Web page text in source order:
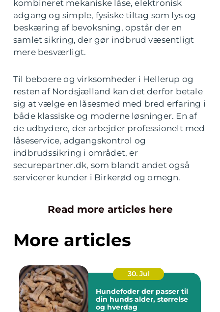
kombineret mekaniske låse, elektronisk
adgang og simple, fysiske tiltag som lys og
beskæring af bevoksning, opstår der en
samlet sikring, der gør indbrud væsentligt
mere besværligt.
Til beboere og virksomheder i Hellerup og
resten af Nordsjælland kan det derfor betale
sig at vælge en låsesmed med bred erfaring i
både klassiske og moderne løsninger. En af
de udbydere, der arbejder professionelt med
låseservice, adgangskontrol og
indbrudssikring i området, er
securepartner.dk, som blandt andet også
servicerer kunder i Birkerød og omegn.
Read more articles here
More articles
30. Jul
Hundefoder der passer til
din hunds alder, størrelse
og hverdag